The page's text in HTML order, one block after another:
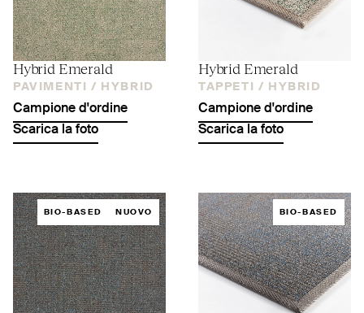
Hybrid Emerald
PAVIMENTI / HYBRID
Campione d'ordine
Scarica la foto
Hybrid Emerald
TAPPETI / HYBRID
Campione d'ordine
Scarica la foto
BIO-BASED NUOVO BIO-BASED